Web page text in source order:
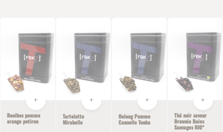
Rooibos pomme
orange potiron
Tartelette
Mirabelle
Oolong Pomme
Cannelle Tonka
Thé noir saveur
Brownie Baies
Sauvages BIO*